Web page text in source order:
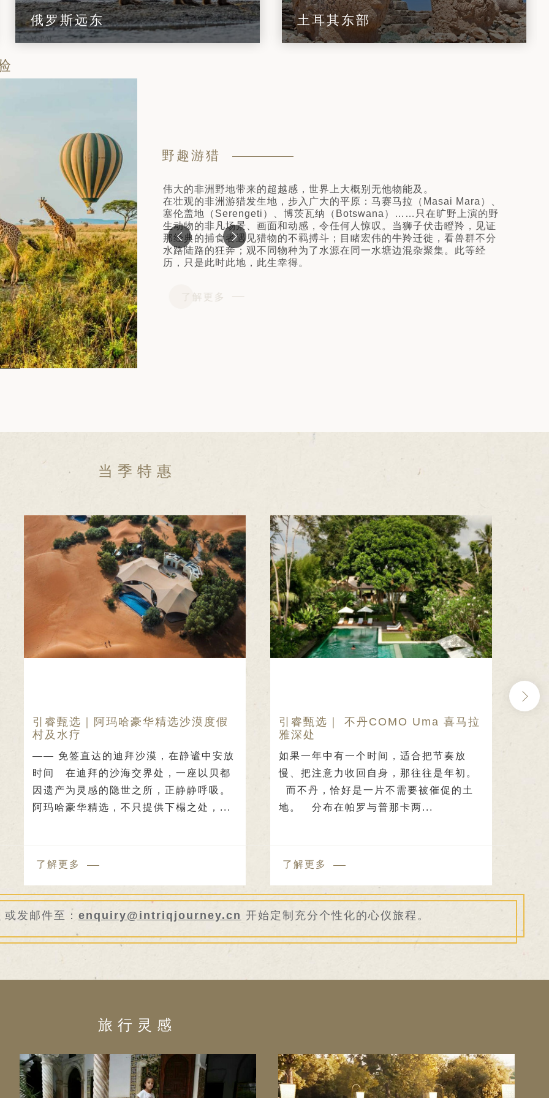
俄罗斯远东 土耳其东部
野趣游猎
伟大的非洲野地带来的超越感，世界上大概别无他物能及。
在壮观的非洲游猎发生地，步入广大的平原：马赛马拉（Masai Mara）、
塞伦盖地（Serengeti）、博茨瓦纳（Botswana）……只在旷野上演的野
生动物的非凡场景、画面和动感，令任何人惊叹。当狮子伏击瞪羚，见证
那经典的捕食者遇见猎物的不羁搏斗；目睹宏伟的牛羚迁徙，看兽群不分
水路陆路的狂奔；观不同物种为了水源在同一水塘边混杂聚集。此等经
历，只是此时此地，此生幸得。
了解更多
当季特惠
引睿甄选｜阿玛哈豪华精选沙漠度假
村及水疗
—— 免签直达的迪拜沙漠，在静谧中安放
时间 在迪拜的沙海交界处，一座以贝都
因遗产为灵感的隐世之所，正静静呼吸。
阿玛哈豪华精选，不只提供下榻之处，...
了解更多
引睿甄选｜ 不丹COMO Uma 喜马拉
雅深处
如果一年中有一个时间，适合把节奏放
慢、把注意力收回自身，那往往是年初。
而不丹，恰好是一片不需要被催促的土
地。 分布在帕罗与普那卡两...
了解更多
或发邮件至： enquiry@intriqjourney.cn 开始定制充分个性化的心仪旅程。
旅行灵感